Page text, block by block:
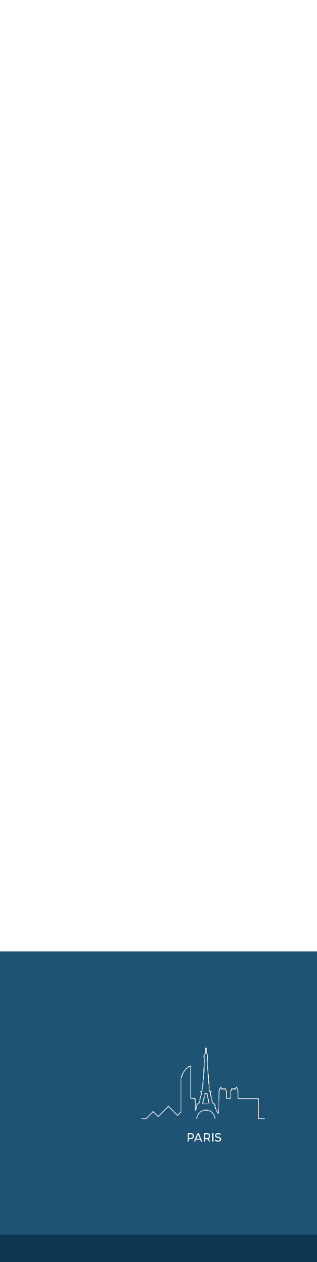
PARIS